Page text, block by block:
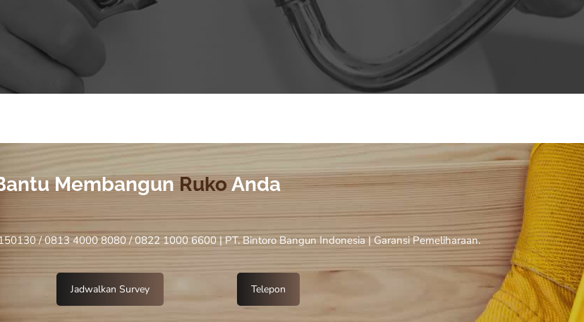
Membangun RukoAnda
/ 0813 4000 8080 / 0822 1000 6600 | PT. Bintoro Bangun Indonesia | Garansi Pemeliharaan.
Jadwalkan Survey Telepon